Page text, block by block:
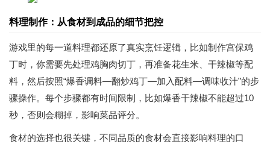
料理制作：从食材到成品的细节把控
游戏里的每一道料理都还原了真实烹饪逻辑，比如制作宫保鸡
丁时，你需要先处理鸡胸肉切丁，再准备花生米、干辣椒等配
料，然后按照“爆香调料—翻炒鸡丁—加入配料—调味收汁”的步
骤操作。每个步骤都有时间限制，比如爆香干辣椒不能超过10
秒，否则会糊掉，影响菜品评分。
食材的选择也很关键，不同品质的食材会直接影响料理的口